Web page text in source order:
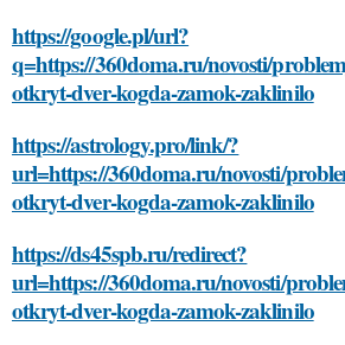
https://google.pl/url?
q=https://360doma.ru/novosti/
otkryt-dver-kogda-zamok-zaklinilo
https://astrology.pro/link/?
url=https://360doma.ru/novosti/
otkryt-dver-kogda-zamok-zaklinilo
https://ds45spb.ru/redirect?
url=https://360doma.ru/novosti/
otkryt-dver-kogda-zamok-zaklinilo